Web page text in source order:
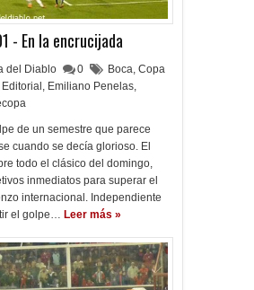
- En la encrucijada
del Diablo 0 Boca, Copa
Editorial , Emiliano Penelas,
de un semestre que parece
cuando se decía glorioso. El
todo el clásico del domingo,
inmediatos para superar el
internacional. Independiente
el golpe… Leer más »